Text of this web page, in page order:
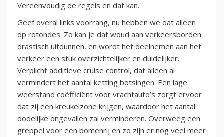
Vereenvoudig de regels en dat kan.
Geef overal links voorrang, nu hebben we dat alleen
op rotondes. Zo kan je dat woud aan verkeersborden
drastisch uitdunnen, en wordt het deelnemen aan het
verkeer een stuk overzichtelijker en duidelijker.
Verplicht additieve cruise control, dat alleen al
vermindert het aantal ketting botsingen. Een lage
weerstand coëfficiënt voor vrachtauto’s zorgt ervoor
dat zij een kreukelzone krijgen, waardoor het aantal
dodelijke ongevallen zal verminderen. Overweeg een
greppel voor een bomenrij en zo zijn er nog veel meer